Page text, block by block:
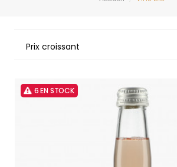
Prix croissant
6 EN STOCK